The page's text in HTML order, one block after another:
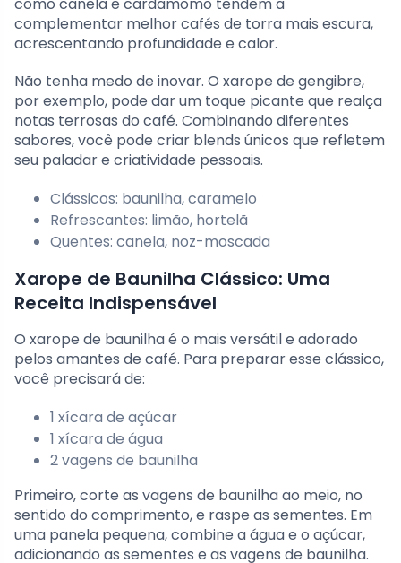
complementar melhor cafés de torra mais escura,
acrescentando profundidade e calor.
Não tenha medo de inovar. O xarope de gengibre,
por exemplo, pode dar um toque picante que realça
notas terrosas do café. Combinando diferentes
sabores, você pode criar blends únicos que refletem
seu paladar e criatividade pessoais.
Clássicos: baunilha, caramelo
Refrescantes: limão, hortelã
Quentes: canela, noz-moscada
Xarope de Baunilha Clássico: Uma
Receita Indispensável
O xarope de baunilha é o mais versátil e adorado
pelos amantes de café. Para preparar esse clássico,
você precisará de:
1 xícara de açúcar
1 xícara de água
2 vagens de baunilha
Primeiro, corte as vagens de baunilha ao meio, no
sentido do comprimento, e raspe as sementes. Em
uma panela pequena, combine a água e o açúcar,
adicionando as sementes e as vagens de baunilha.